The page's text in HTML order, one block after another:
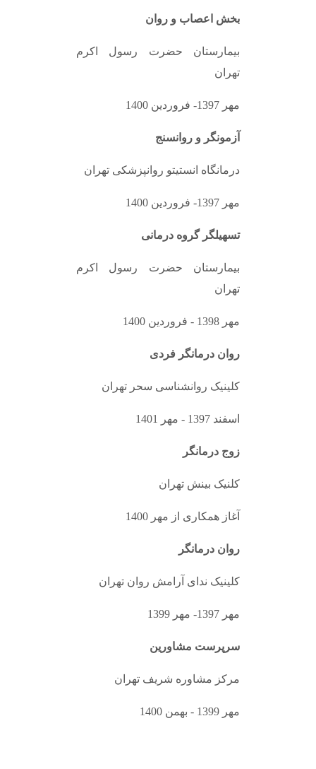
بخش اعصاب و روان
بیمارستان حضرت رسول اکرم
تهران
مهر 1397- فروردین 1400
آزمونگر و روانسنج
درمانگاه انستیتو روانپزشکی تهران
مهر 1397- فروردین 1400
تسهیلگر گروه درمانی
بیمارستان حضرت رسول اکرم
تهران
مهر 1398 - فروردین 1400
روان درمانگر فردی
کلینیک روانشناسی سحر تهران
اسفند 1397 - مهر 1401
زوج درمانگر
کلنیک بینش تهران
آغاز همکاری از مهر 1400
روان درمانگر
کلینیک ندای آرامش روان تهران
مهر 1397- مهر 1399
سرپرست مشاورین
مرکز مشاوره شریف تهران
مهر 1399 - بهمن 1400